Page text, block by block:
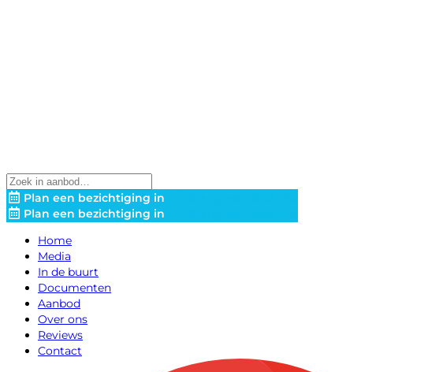
Plan een bezichtiging in
Plan een bezichtiging in
Home
Media
In de buurt
Documenten
Aanbod
Over ons
Reviews
Contact